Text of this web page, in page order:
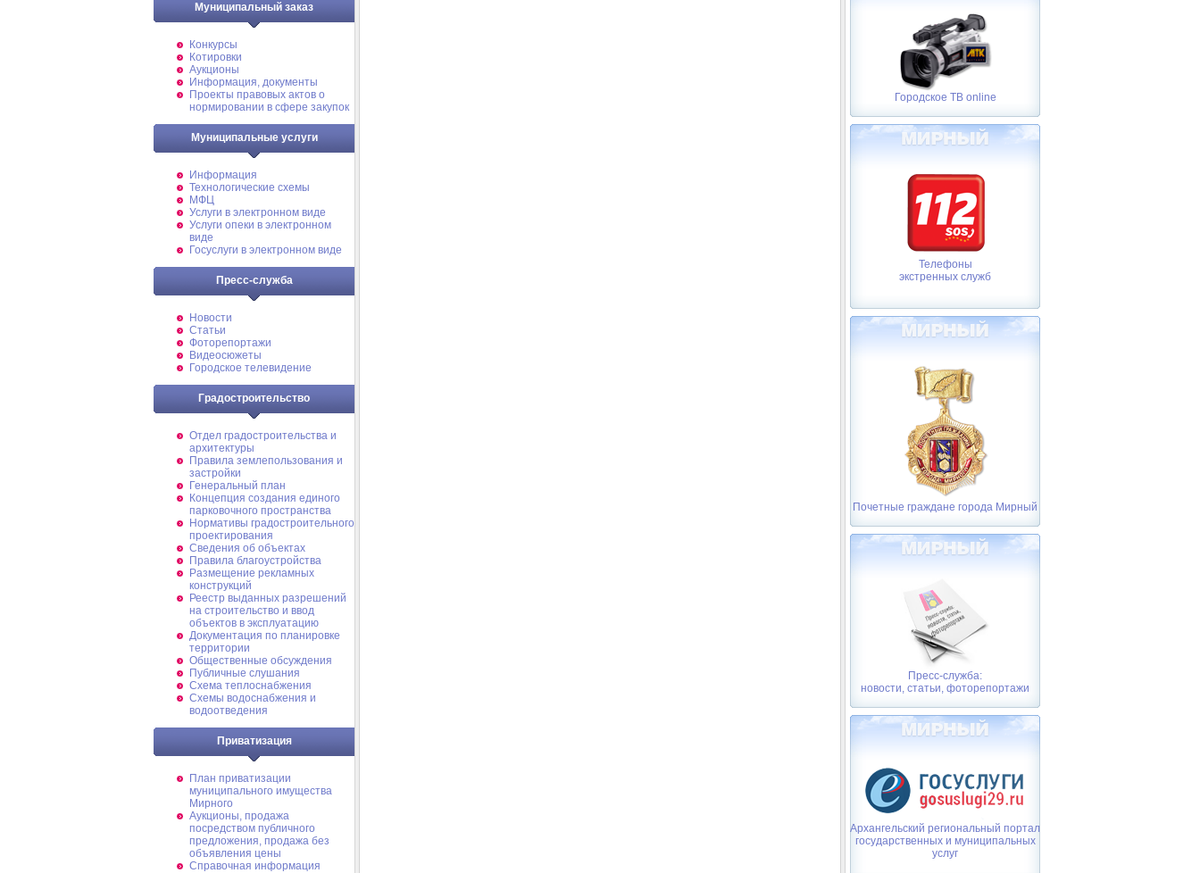
Муниципальный заказ
Конкурсы
Котировки
Аукционы
Информация, документы
Проекты правовых актов о
нормировании в сфере закупок
Муниципальные услуги
Информация
Технологические схемы
МФЦ
Услуги в электронном виде
Услуги опеки в электронном
виде
Госуслуги в электронном виде
Пресс-служба
Новости
Статьи
Фоторепортажи
Видеосюжеты
Городское телевидение
Градостроительство
Отдел градостроительства и
архитектуры
Правила землепользования и
застройки
Генеральный план
Концепция создания единого
парковочного пространства
Нормативы градостроительного
проектирования
Сведения об объектах
Правила благоустройства
Размещение рекламных
конструкций
Реестр выданных разрешений
на строительство и ввод
объектов в эксплуатацию
Документация по планировке
территории
Общественные обсуждения
Публичные слушания
Схема теплоснабжения
Схемы водоснабжения и
водоотведения
Приватизация
План приватизации
муниципального имущества
Мирного
Аукционы, продажа
посредством публичного
предложения, продажа без
объявления цены
Справочная информация
Городское ТВ online
Телефоны
экстренных служб
Почетные граждане города Мирный
Пресс-служба:
новости, статьи, фоторепортажи
Архангельский региональный портал
государственных и муниципальных
услуг